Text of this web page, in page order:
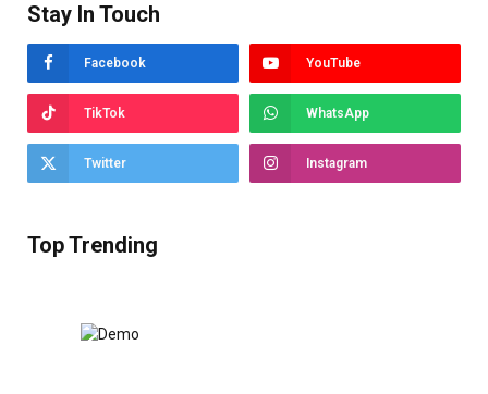
Stay In Touch
Facebook YouTube
TikTok WhatsApp
Twitter Instagram
Top Trending